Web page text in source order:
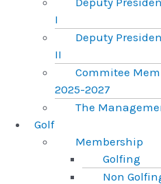
I
Deputy
II
Commitee
2025-2027
The
Golf
Membership
Golfing
Non